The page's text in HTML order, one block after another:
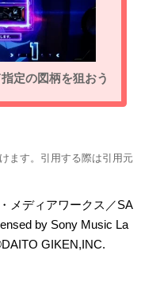
定の図柄を狙おう
ます。引用する際は引用元
メディアワークス／SA
by Sony Music La
GIKEN,INC.